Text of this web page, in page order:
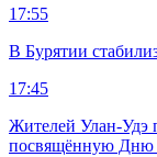
17:55
В Бурятии
17:45
Жителей Улан-Удэ
посвящённую Дню